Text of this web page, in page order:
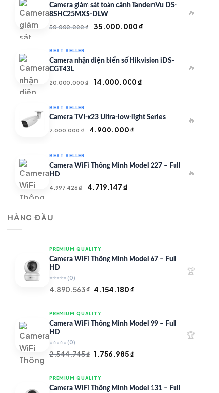
Camera giám sát toàn cảnh TandemVu DS-
8SHC25MXS-DLW
50.000.000₫
Giá
50.000.000 ₫.
35.000.000₫
là:
35.000.000 ₫.
🔥
BEST SELLER
Camera nhận diện biển số Hikvision iDS-
CGT43L
20.000.000₫
Giá
20.000.000 ₫.
14.000.000₫
là:
14.000.000 ₫.
🔥
BEST SELLER
Camera TVI-x23 Ultra-low-light Series
7.000.000₫
Giá
7.000.000 ₫.
4.900.000₫
là:
🔥
BEST SELLER
Camera WiFi Thông Minh Model 227 – Full
HD
4.997.426₫
Giá
4.719.147₫
🔥
HÀNG ĐẦU
PREMIUM QUALITY
Camera WiFi Thông Minh Model 67 – Full
HD
⭐⭐⭐⭐⭐ (0)
4.890.563₫ Giá
là:
4.890.563 ₫.
4.154.180₫
là:
🏆
PREMIUM QUALITY
Camera WiFi Thông Minh Model 99 – Full
HD
⭐⭐⭐⭐⭐ (0)
2.544.745₫ Giá
là:
2.544.745 ₫.
1.756.985₫
là:
🏆
PREMIUM QUALITY
Camera WiFi Thông Minh Model 131 – Full